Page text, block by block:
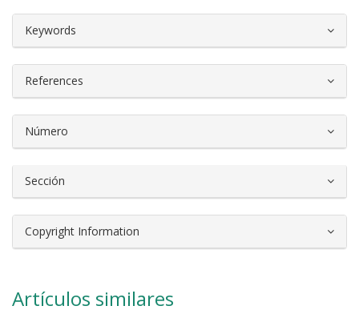
Keywords
References
Número
Sección
Copyright Information
Artículos similares